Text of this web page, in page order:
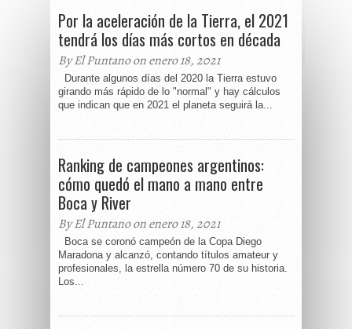
Por la aceleración de la Tierra, el 2021
tendrá los días más cortos en década
By El Puntano on enero 18, 2021
Durante algunos días del 2020 la Tierra estuvo
girando más rápido de lo "normal" y hay cálculos
que indican que en 2021 el planeta seguirá la...
Ranking de campeones argentinos:
cómo quedó el mano a mano entre
Boca y River
By El Puntano on enero 18, 2021
Boca se coronó campeón de la Copa Diego
Maradona y alcanzó, contando títulos amateur y
profesionales, la estrella número 70 de su historia.
Los...